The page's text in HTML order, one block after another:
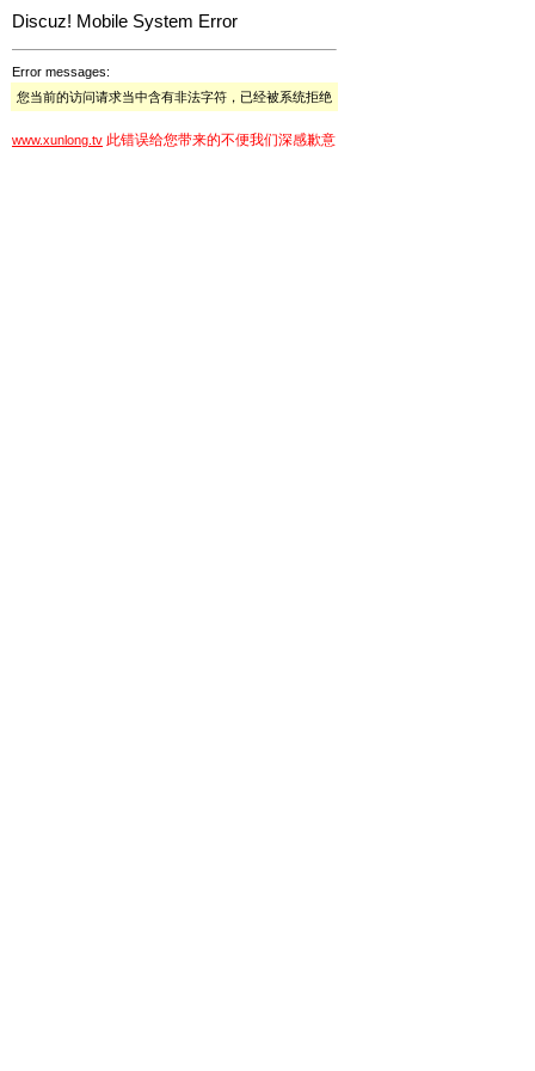
Discuz! Mobile System Error
Error messages:
您当前的访问请求当中含有非法字符，已经被系统拒绝
www.xunlong.tv 此错误给您带来的不便我们深感歉意